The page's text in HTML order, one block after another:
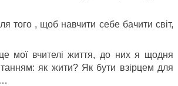
того , щоб навчити себе бачити світ,
мої вчителі життя, до них я щодня
як жити? Як бути взірцем для